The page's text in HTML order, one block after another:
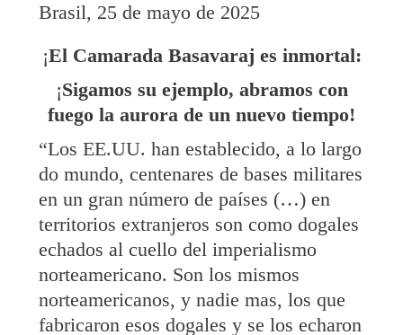
Brasil, 25 de mayo de 2025
¡El Camarada Basavaraj es inmortal:
¡Sigamos su ejemplo, abramos con
fuego la aurora de un nuevo tiempo!
“Los EE.UU. han establecido, a lo largo
do mundo, centenares de bases militares
en un gran número de países (…) en
territorios extranjeros son como dogales
echados al cuello del imperialismo
norteamericano. Son los mismos
norteamericanos, y nadie mas, los que
fabricaron esos dogales y se los echaron